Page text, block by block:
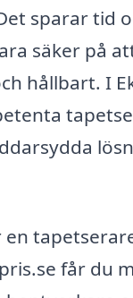
sparar tid
säker på
hållbart. I
får du